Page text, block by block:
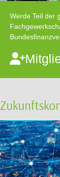
Werde Teil der